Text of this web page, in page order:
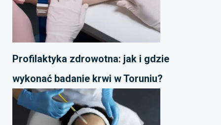
Profilaktyka zdrowotna: jak i gdzie
wykonać badanie krwi w Toruniu?